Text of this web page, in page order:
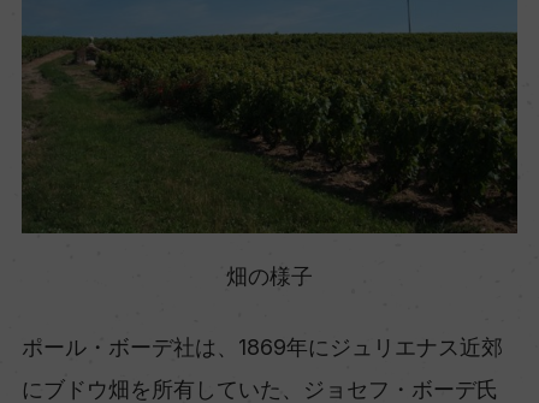
畑の様子
ポール・ボーデ社は、1869年にジュリエナス近郊
にブドウ畑を所有していた、ジョセフ・ボーデ氏